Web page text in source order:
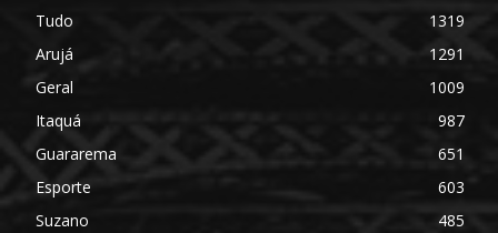
Tudo
1319
Arujá
1291
Geral
1009
Itaquá
987
Guararema
651
Esporte
603
Suzano
485